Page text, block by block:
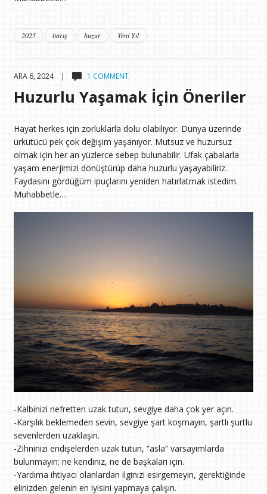
2025 barış huzur Yeni Yıl
ARA 6, 2024 | 1 COMMENT
Huzurlu Yaşamak İçin Öneriler
Hayat herkes için zorluklarla dolu olabiliyor. Dünya üzerinde
ürkütücü pek çok değişim yaşanıyor. Mutsuz ve huzursuz
olmak için her an yüzlerce sebep bulunabilir. Ufak çabalarla
yaşam enerjimizi dönüştürüp daha huzurlu yaşayabiliriz.
Faydasını gördüğüm ipuçlarını yeniden hatırlatmak istedim.
Muhabbetle…
-Kalbinizi nefretten uzak tutun, sevgiye daha çok yer açın.
-Karşılık beklemeden sevin, sevgiye şart koşmayın, şartlı şurtlu
sevenlerden uzaklaşın.
-Zihninizi endişelerden uzak tutun, “asla” varsayımlarda
bulunmayın; ne kendiniz, ne de başkaları için.
-Yardıma ihtiyacı olanlardan ilginizi esirgemeyin, gerektiğinde
elinizden gelenin en iyisini yapmaya çalışın.